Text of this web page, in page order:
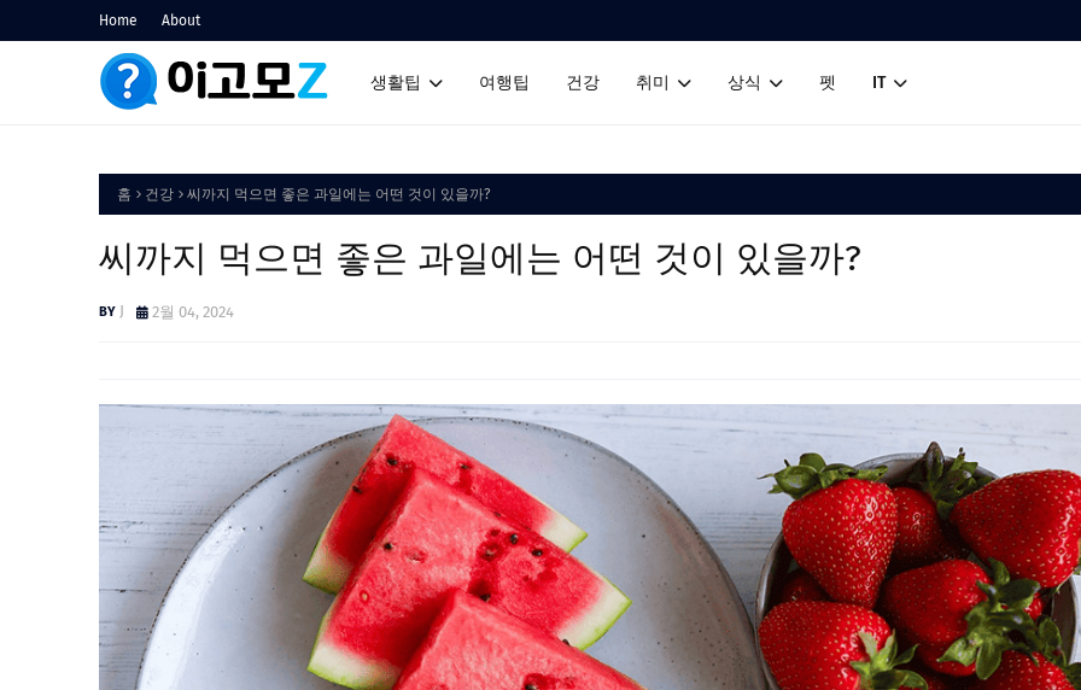
Home About
생활팁 여행팁 건강 취미 상식 펫 IT
홈 건강 씨까지 먹으면 좋은 과일에는 어떤 것이 있을까?
씨까지 먹으면 좋은 과일에는 어떤 것이 있을까?
J 2월 04, 2024